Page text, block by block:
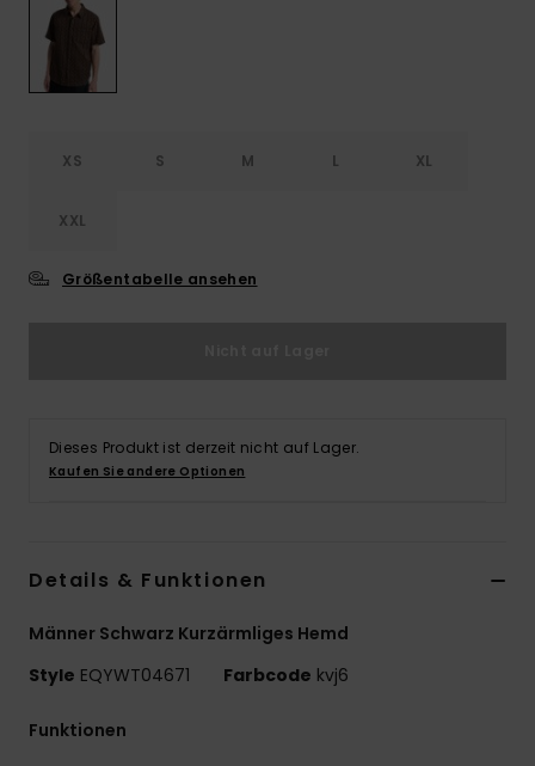
XS S M L XL
XXL
Größentabelle ansehen
Dieses Produkt ist derzeit nicht auf Lager.
Kaufen Sie andere Optionen
Details & Funktionen
Männer Schwarz Kurzärmliges Hemd
Style EQYWT04671 Farbcode kvj6
Funktionen